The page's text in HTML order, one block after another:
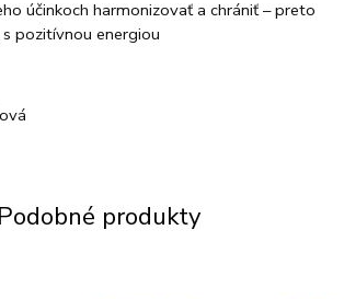
účinkoch harmonizovať a chrániť – preto
pozitívnou energiou
Podobné produkty